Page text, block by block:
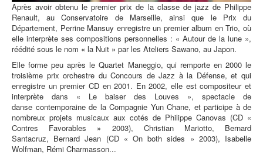
Après avoir obtenu le premier prix de la classe de jazz de Philippe
Renault, au Conservatoire de Marseille, ainsi que le Prix du
Département, Perrine Mansuy enregistre un premier album en Trio, où
elle interprète ses compositions personnelles : « Autour de la lune »,
réédité sous le nom « la Nuit » par les Ateliers Sawano, au Japon.
Elle forme peu après le Quartet Maneggio, qui remporte en 2000 le
troisième prix orchestre du Concours de Jazz à la Défense, et qui
enregistre un premier CD en 2001. En 2002, elle est compositeur et
interprète dans « Le baiser des Louves », spectacle de
danse contemporaine de la Compagnie Yun Chane, et participe à de
nombreux projets musicaux aux cotés de Philippe Canovas (CD «
Contres Favorables » 2003), Christian Mariotto, Bernard
Santacruz, Bernard Jean (CD « On both sides » 2003), Isabelle
Wolfman, Rémi Charmasson...